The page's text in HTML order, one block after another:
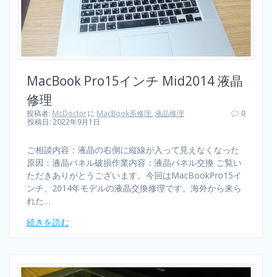
MacBook Pro15インチ Mid2014 液晶
修理
投稿者: McDoctorに MacBook系修理,液晶修理
投稿日: 2022年9月1日
0
ご相談内容：液晶の右側に縦線が入って見えなくなった
原因：液晶パネル破損作業内容：液晶パネル交換 ご覧い
ただきありがとうございます。今回はMacBookPro15イ
ンチ、2014年モデルの液晶交換修理です。海外から来ら
れた…
続きを読む